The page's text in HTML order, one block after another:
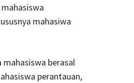
mahasiwa
berasal
perantauan,